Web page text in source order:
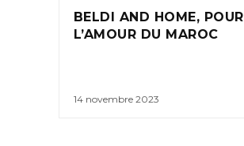
BELDI AND HOME, POUR
L’AMOUR DU MAROC
14 novembre 2023